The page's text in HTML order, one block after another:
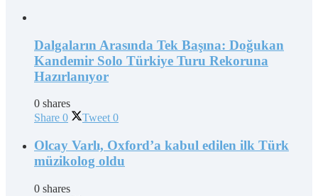
Dalgaların Arasında Tek Başına: Doğukan
Kandemir Solo Türkiye Turu Rekoruna
Hazırlanıyor
0 shares
Share 0 Tweet 0
Olcay Varlı, Oxford’a kabul edilen ilk Türk
müzikolog oldu
0 shares